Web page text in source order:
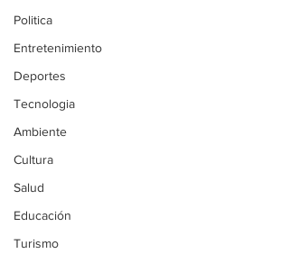
Politica
Entretenimiento
Deportes
Tecnologia
Ambiente
Cultura
Salud
Educación
Turismo